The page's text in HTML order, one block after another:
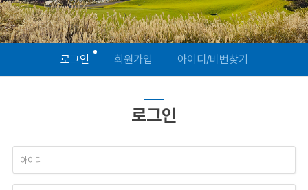
로그인 회원가입 아이디/비번찾기
로그인